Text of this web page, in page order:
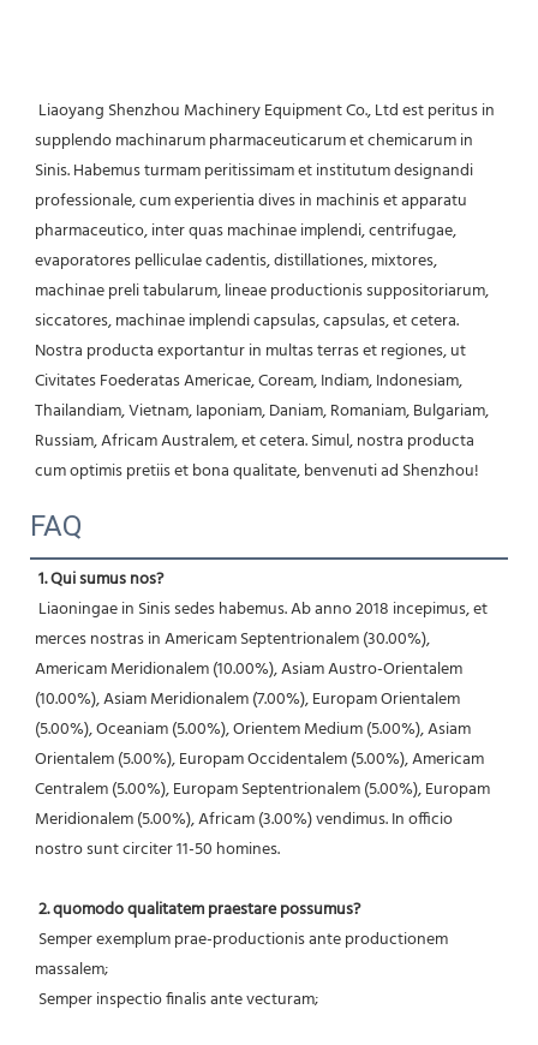
supplendo machinarum pharmaceuticarum et chemicarum in
Sinis. Habemus turmam peritissimam et institutum designandi
professionale, cum experientia dives in machinis et apparatu
pharmaceutico, inter quas machinae implendi, centrifugae,
evaporatores pelliculae cadentis, distillationes, mixtores,
machinae preli tabularum, lineae productionis suppositoriarum,
siccatores, machinae implendi capsulas, capsulas, et cetera.
Nostra producta exportantur in multas terras et regiones, ut
Civitates Foederatas Americae, Coream, Indiam, Indonesiam,
Thailandiam, Vietnam, Iaponiam, Daniam, Romaniam, Bulgariam,
Russiam, Africam Australem, et cetera. Simul, nostra producta
cum optimis pretiis et bona qualitate, benvenuti ad Shenzhou!
FAQ
1. Qui sumus nos?
merces nostras in Americam Septentrionalem (30.00%),
Americam Meridionalem (10.00%), Asiam Austro-Orientalem
(10.00%), Asiam Meridionalem (7.00%), Europam Orientalem
(5.00%), Oceaniam (5.00%), Orientem Medium (5.00%), Asiam
Orientalem (5.00%), Europam Occidentalem (5.00%), Americam
Centralem (5.00%), Europam Septentrionalem (5.00%), Europam
Meridionalem (5.00%), Africam (3.00%) vendimus. In officio
nostro sunt circiter 11-50 homines.
2. quomodo qualitatem praestare possumus?
massalem;
Semper inspectio finalis ante vecturam;